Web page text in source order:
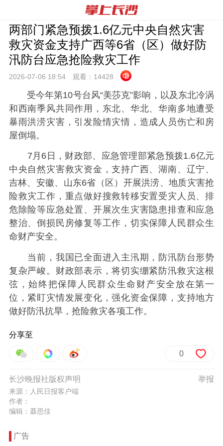
两部门紧急预拨1.6亿元中央自然灾害
救灾资金支持广西等6省（区）做好防
汛防台应急抢险救灾工作
2026-07-06 18:54 观看： 14428
受今年第10号台风“美莎克”影响，以及东北冷涡
和西南季风共同作用，东北、华北、华南多地遭受
暴雨洪涝灾害，引发险情灾情，造成人员伤亡和房
屋倒塌。
7月6日，财政部、应急管理部紧急预拨1.6亿元
中央自然灾害救灾资金，支持广西、湖南、辽宁、
吉林、安徽、山东6省（区）开展洪涝、地质灾害抢
险救灾工作，重点做好搜救转移安置受灾人员、排
危除险等应急处置、开展次生灾害隐患排查和应急
整治、倒损民房修复等工作，切实保障人民群众生
命财产安全。
当前，我国已全面进入主汛期，防汛防台形势
复杂严峻。财政部表示，将切实绷紧防汛救灾这根
弦，始终把保障人民群众生命财产安全放在第一
位，紧盯灾情发展变化，强化资金保障，支持地方
做好防汛抗旱，抢险救灾各项工作。
分享至
0
举报
长沙晚报社版权声明
来源：人民日报客户端
作者：
编辑：聂思佳
广告